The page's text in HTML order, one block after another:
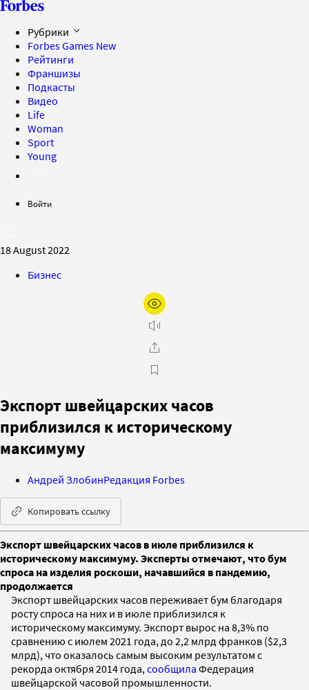
Рубрики
Forbes Games New
Рейтинги
Франшизы
Подкасты
Видео
Life
Woman
Sport
Young
Войти
18 August 2022
Бизнес
Экспорт швейцарских часов
приблизился к историческому
максимуму
Андрей ЗлобинРедакция Forbes
Копировать ссылку
Экспорт швейцарских часов в июле приблизился к
историческому максимуму. Эксперты отмечают, что бум
спроса на изделия роскоши, начавшийся в пандемию,
продолжается
Экспорт швейцарских часов переживает бум благодаря
росту спроса на них и в июле приблизился к
историческому максимуму. Экспорт вырос на 8,3% по
сравнению с июлем 2021 года, до 2,2 млрд франков ($2,3
млрд), что оказалось самым высоким результатом с
рекорда октября 2014 года, сообщила Федерация
швейцарской часовой промышленности.